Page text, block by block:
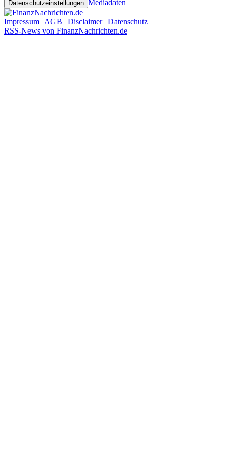
Datenschutzeinstellungen Mediadaten
Impressum | AGB | Disclaimer | Datenschutz
RSS-News von FinanzNachrichten.de